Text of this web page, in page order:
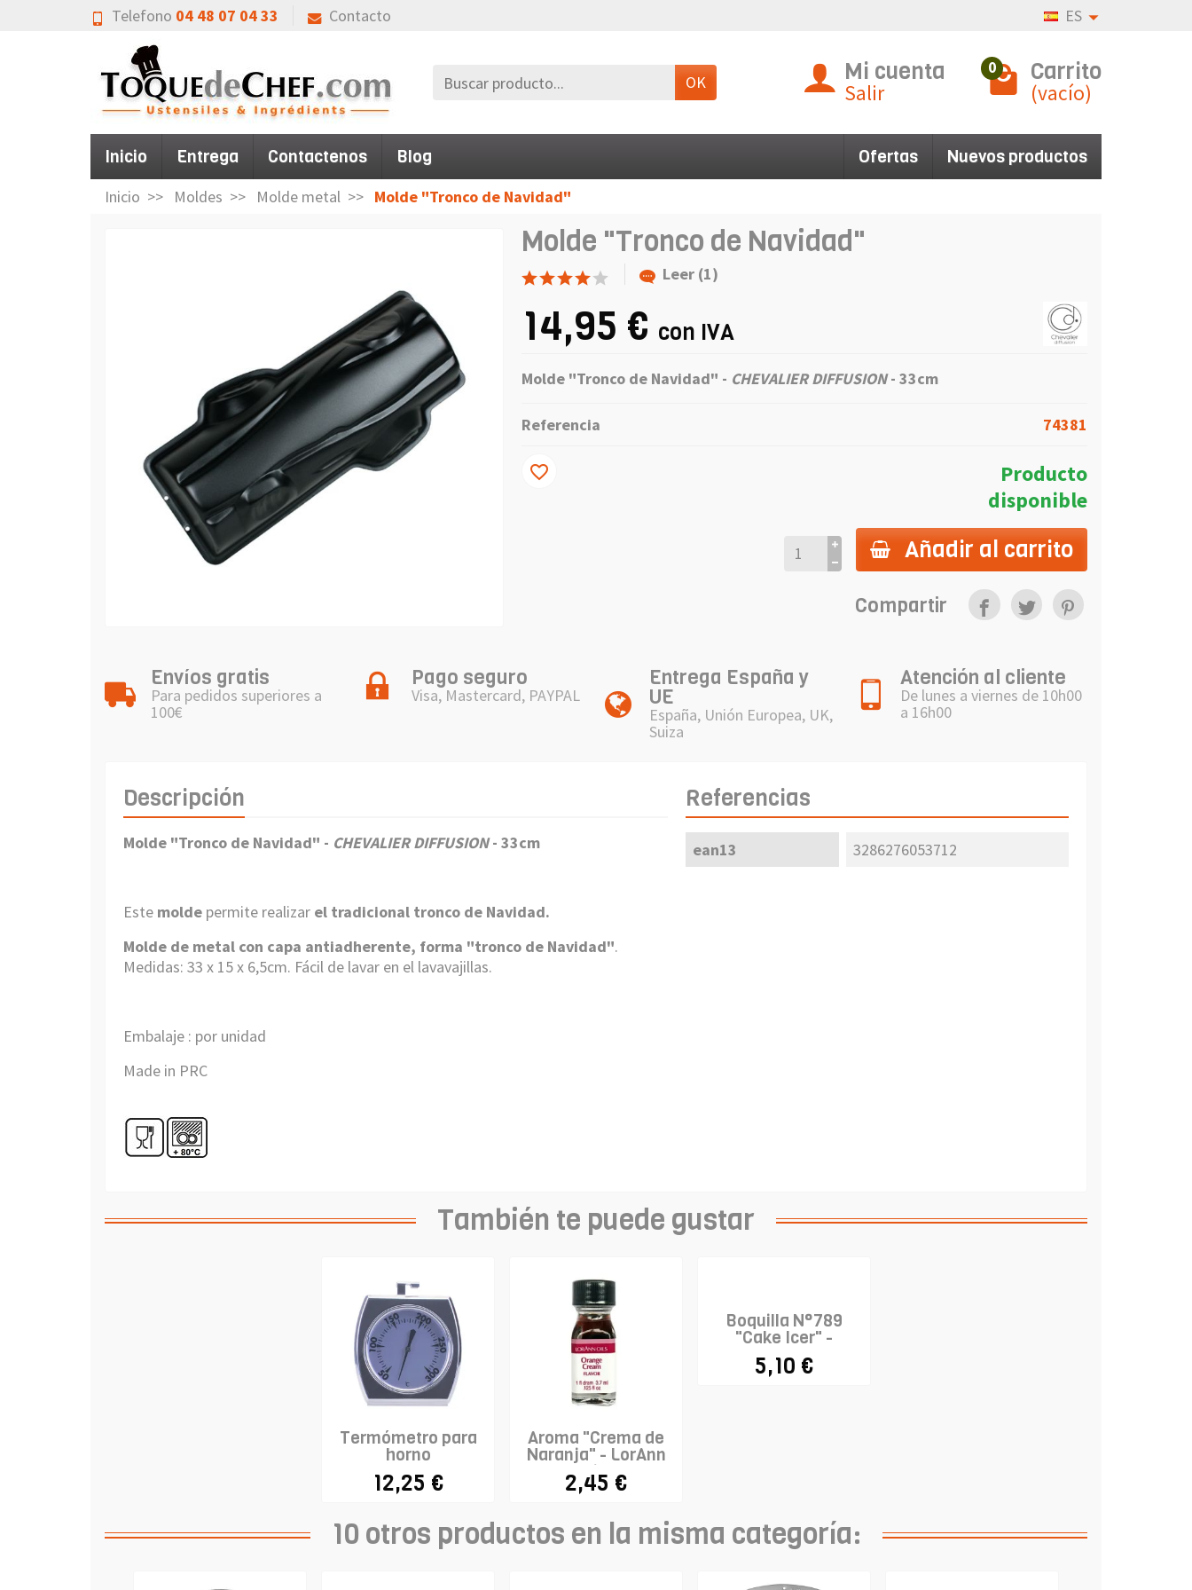
Telefono 04 48 07 04 33 Contacto ES
OK Mi cuenta
Salir
0 Carrito
(vacío)
Inicio Entrega Contactenos Blog Ofertas Nuevos productos
Inicio Moldes Molde metal Molde "Tronco de Navidad"
Molde "Tronco de Navidad"
Leer (1)
14,95 € con IVA
Molde "Tronco de Navidad" - CHEVALIER DIFFUSION- 33cm
Referencia 74381
Producto
disponible
Añadir al carrito
favorite_border
Compartir
Envíos gratis
Para pedidos superiores a
100€
Pago seguro
Visa, Mastercard, PAYPAL
Entrega España y
UE
España, Unión Europea, UK,
Suiza
Atención al cliente
De lunes a viernes de 10h00
a 16h00
Descripción
Molde "Tronco de Navidad" - CHEVALIER DIFFUSION- 33cm
Este molde permite realizar el tradicional tronco de Navidad.
Molde de metal con capa antiadherente, forma "tronco de Navidad".
Medidas: 33 x 15 x 6,5cm. Fácil de lavar en el lavavajillas.
Embalaje : por unidad
Made in PRC
Referencias
ean13 3286276053712
También te puede gustar
Termómetro para
horno
12,25 €
Aroma "Crema de
Naranja" - LorAnn
Oils
2,45 €
Boquilla N°789
"Cake Icer" -
WILTON
5,10 €
10 otros productos en la misma categoría: